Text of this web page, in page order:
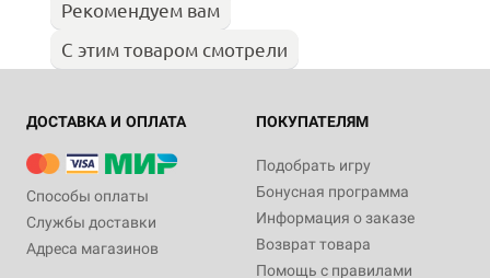
Рекомендуем вам
С этим товаром смотрели
ДОСТАВКА И ОПЛАТА
Способы оплаты
Службы доставки
Адреса магазинов
ПОКУПАТЕЛЯМ
Подобрать игру
Бонусная программа
Информация о заказе
Возврат товара
Помощь с правилами